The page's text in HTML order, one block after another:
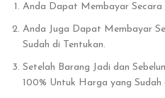
Anda Dapat Membayar Secara
Anda Juga Dapat Membayar
Sudah di Tentukan.
Setelah Barang Jadi dan
100% Untuk Harga yang Sudah